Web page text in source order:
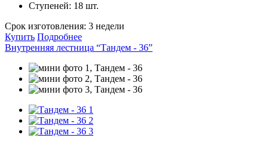
Ступеней: 18 шт.
Срок изготовления: 3 недели
Купить Подробнее
Внутренняя лестница “Тандем - 36”